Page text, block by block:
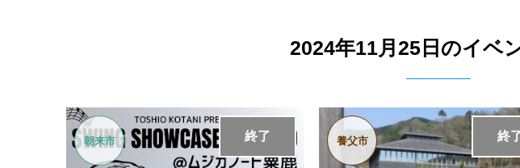
2024年11月25日のイベ
終了
朝来市 終
養父市